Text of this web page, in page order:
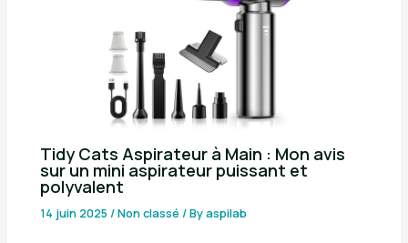
Tidy Cats Aspirateur à Main : Mon avis
sur un mini aspirateur puissant et
polyvalent
14 juin 2025 /Non classé / Byaspilab